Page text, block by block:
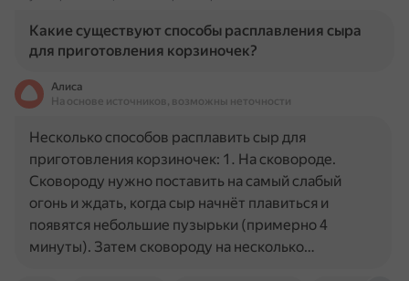
Какие существуют способы расплавления сыра
для приготовления корзиночек?
Алиса
На основе источников, возможны неточности
Несколько способов расплавить сыр для
приготовления корзиночек: 1. На сковороде.
Сковороду нужно поставить на самый слабый
огонь и ждать, когда сыр начнёт плавиться и
появятся небольшие пузырьки (примерно 4
минуты). Затем сковороду на несколько…